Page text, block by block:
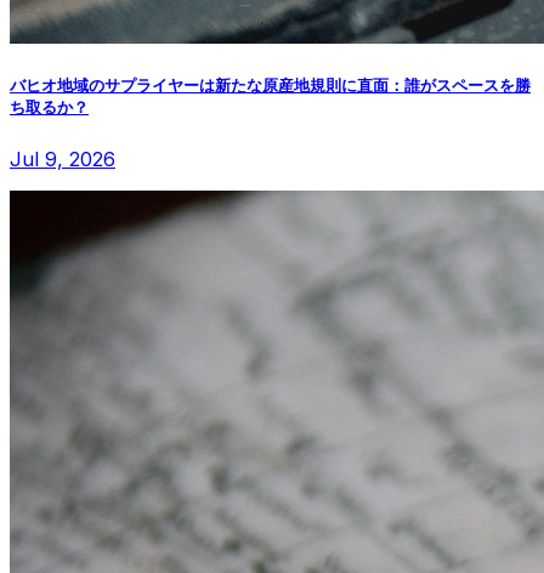
バヒオ地域のサプライヤーは新たな原産地規則に直面：誰がスペースを勝
ち取るか？
Jul 9, 2026